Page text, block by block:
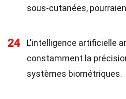
sous-cutanées,
24
L'intelligence artificielle
constamment la
systèmes biométriques.